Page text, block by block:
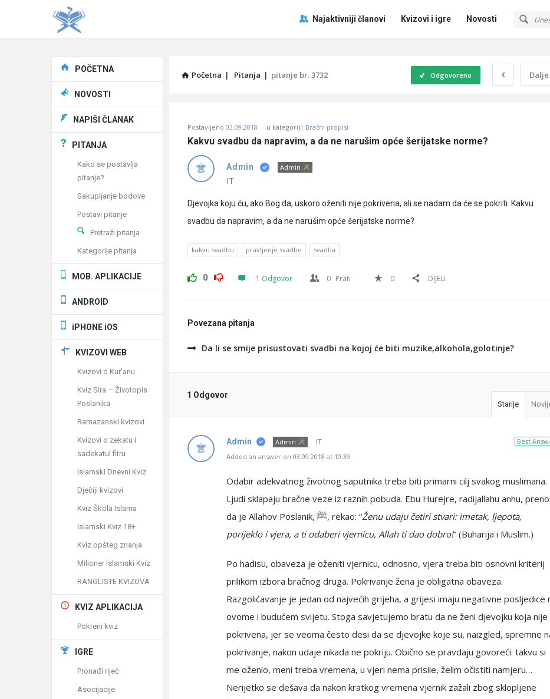
Pitaj
Učene
Navigacija
Najaktivniji članovi Kvizovi i igre Novosti
Početna | Pitanja | pitanje br. 3732 Dalje
Odgovoreno
Učene
Latest
Pitanja
Postavljeno 03.09.2018 u kategoriji: Bračni propisi
Kakvu svadbu da napravim, a da ne narušim opće šerijatske norme?
Admin Admin
IT
Djevojka koju ću, ako Bog da, uskoro oženiti nije pokrivena, ali se nadam da će se pokriti. Kakvu
svadbu da napravim, a da ne narušim opće šerijatske norme?
kakvu svadbu pravljenje svadbe svadba
0 1 Odgovor 0 Prati 0 DIJELI
Povezana pitanja
Da li se smije prisustovati svadbi na kojoj će biti muzike,alkohola,golotinje?
1 Odgovor
Starije
Best
Admin Admin IT
Added an answer on 03.09.2018 at 10:39
Odabir adekvatnog životnog saputnika treba biti primarni cilj svakog muslimana.
Ljudi sklapaju bračne veze iz raznih pobuda. Ebu Hurejre, radijallahu anhu,
da je Allahov Poslanik, ﷺ, rekao: “Ženu udaju četiri stvari: imetak, ljepota,
porijeklo i vjera, a ti odaberi vjernicu, Allah ti dao dobro!” (Buharija i Muslim.)
Po hadisu, obaveza je oženiti vjernicu, odnosno, vjera treba biti osnovni kriterij
prilikom izbora bračnog druga. Pokrivanje žena je obligatna obaveza.
Razgolićavanje je jedan od najvećih grijeha, a grijesi imaju negativne posljedice
ovome i budućem svijetu. Stoga savjetujemo bratu da ne ženi djevojku koja nije
pokrivena, jer se veoma često desi da se djevojke koje su, naizgled, spremne
pokrivanje, nakon udaje nikada ne pokriju. Obično se pravdaju govoreći: takvu si
me oženio, meni treba vremena, u vjeri nema prisile, želim očistiti namjeru…
Nerijetko se dešava da nakon kratkog vremena vjernik zažali zbog sklopljene
Explore
POČETNA
NOVOSTI
NAPIŠI ČLANAK
PITANJA
Kako se postavlja
pitanje?
Sakupljanje bodove
Postavi pitanje
Pretraži pitanja
Kategorije pitanja
MOB. APLIKACIJE
ANDROID
iPHONE iOS
KVIZOVI WEB
Kvizovi o Kur'anu
Kviz Sira – Životopis
Poslanika
Ramazanski kvizovi
Kvizovi o zekatu i
sadekatul fitru
Islamski Dnevni Kviz
Dječiji kvizovi
Kviz Škola Islama
Islamski Kviz 18+
Kviz opšteg znanja
Milioner Islamski Kviz
RANGLISTE KVIZOVA
KVIZ APLIKACIJA
Pokreni kviz
IGRE
Pronađi riječ
Asocijacije